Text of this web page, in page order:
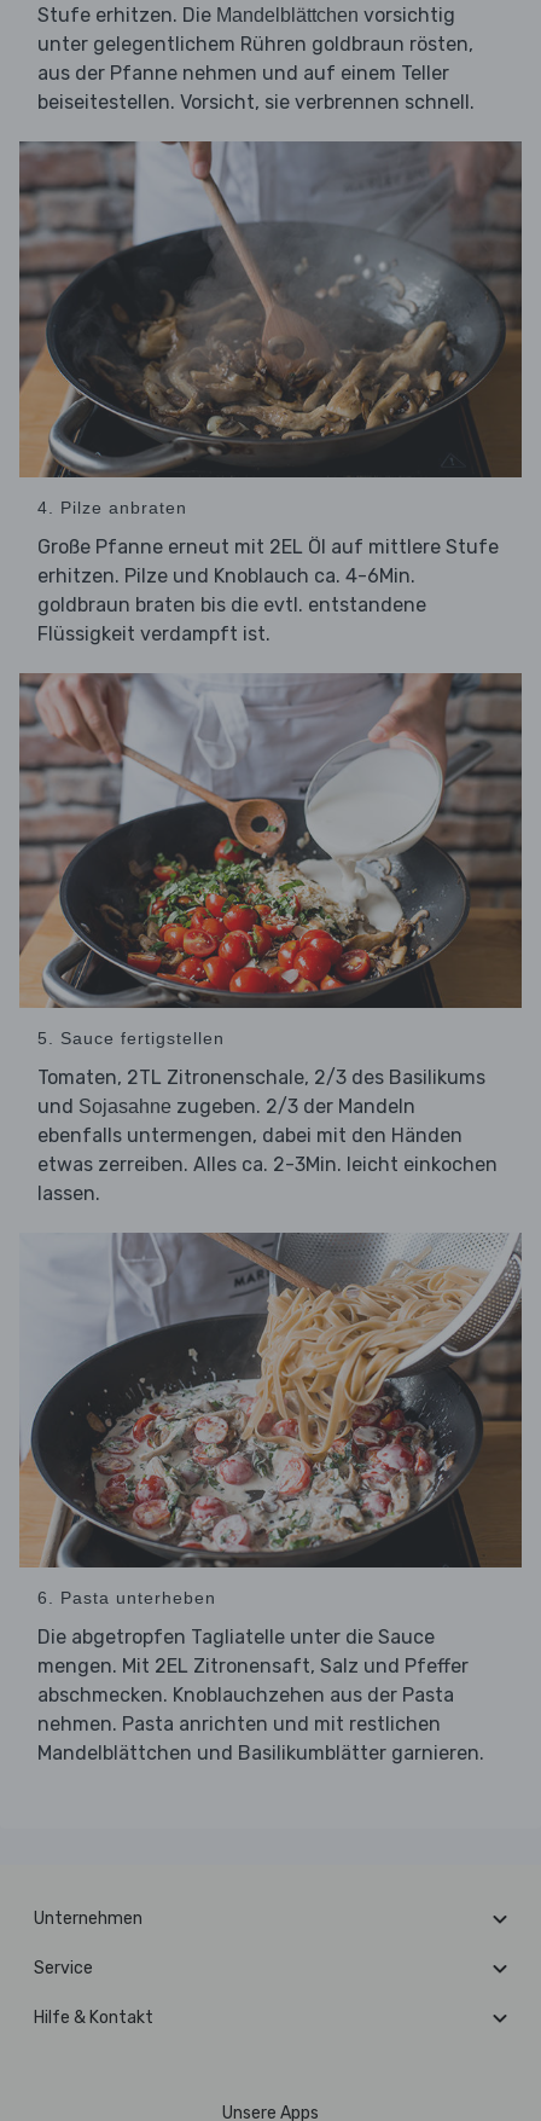
Stufe erhitzen. Die Mandelblättchen vorsichtig
unter gelegentlichem Rühren goldbraun rösten,
aus der Pfanne nehmen und auf einem Teller
beiseitestellen. Vorsicht, sie verbrennen schnell.
4. Pilze anbraten
Große Pfanne erneut mit 2EL Öl auf mittlere Stufe
erhitzen. Pilze und Knoblauch ca. 4-6Min.
goldbraun braten bis die evtl. entstandene
Flüssigkeit verdampft ist.
5. Sauce fertigstellen
Tomaten, 2TL Zitronenschale, 2/3 des Basilikums
und Sojasahne zugeben. 2/3 der Mandeln
ebenfalls untermengen, dabei mit den Händen
etwas zerreiben. Alles ca. 2-3Min. leicht einkochen
lassen.
6. Pasta unterheben
Die abgetropfen Tagliatelle unter die Sauce
mengen. Mit 2EL Zitronensaft, Salz und Pfeffer
abschmecken. Knoblauchzehen aus der Pasta
nehmen. Pasta anrichten und mit restlichen
Mandelblättchen und Basilikumblätter garnieren.
Unternehmen
Service
Hilfe & Kontakt
Unsere Apps